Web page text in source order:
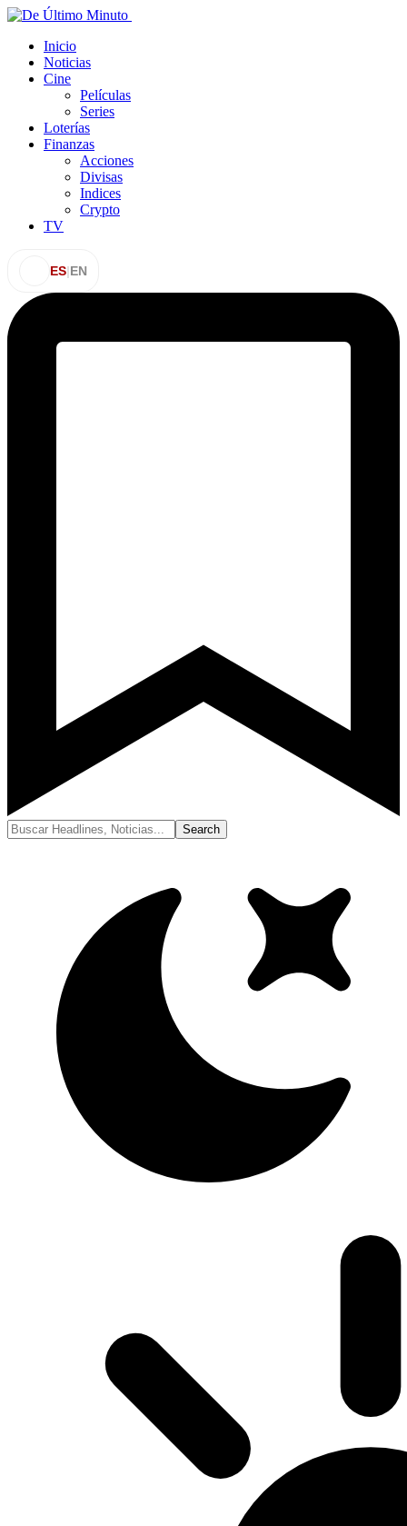
Inicio
Noticias
Cine
Películas
Series
Loterías
Finanzas
Acciones
Divisas
Indices
Crypto
TV
ES|EN